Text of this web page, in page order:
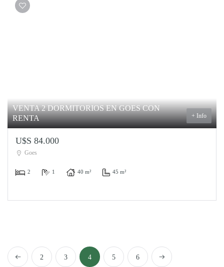
VENTA 2 DORMITORIOS EN GOES CON
RENTA
+ Info
U$S 84.000
Goes
2 1 40 m² 45 m²
Left 2 3 4 5 6